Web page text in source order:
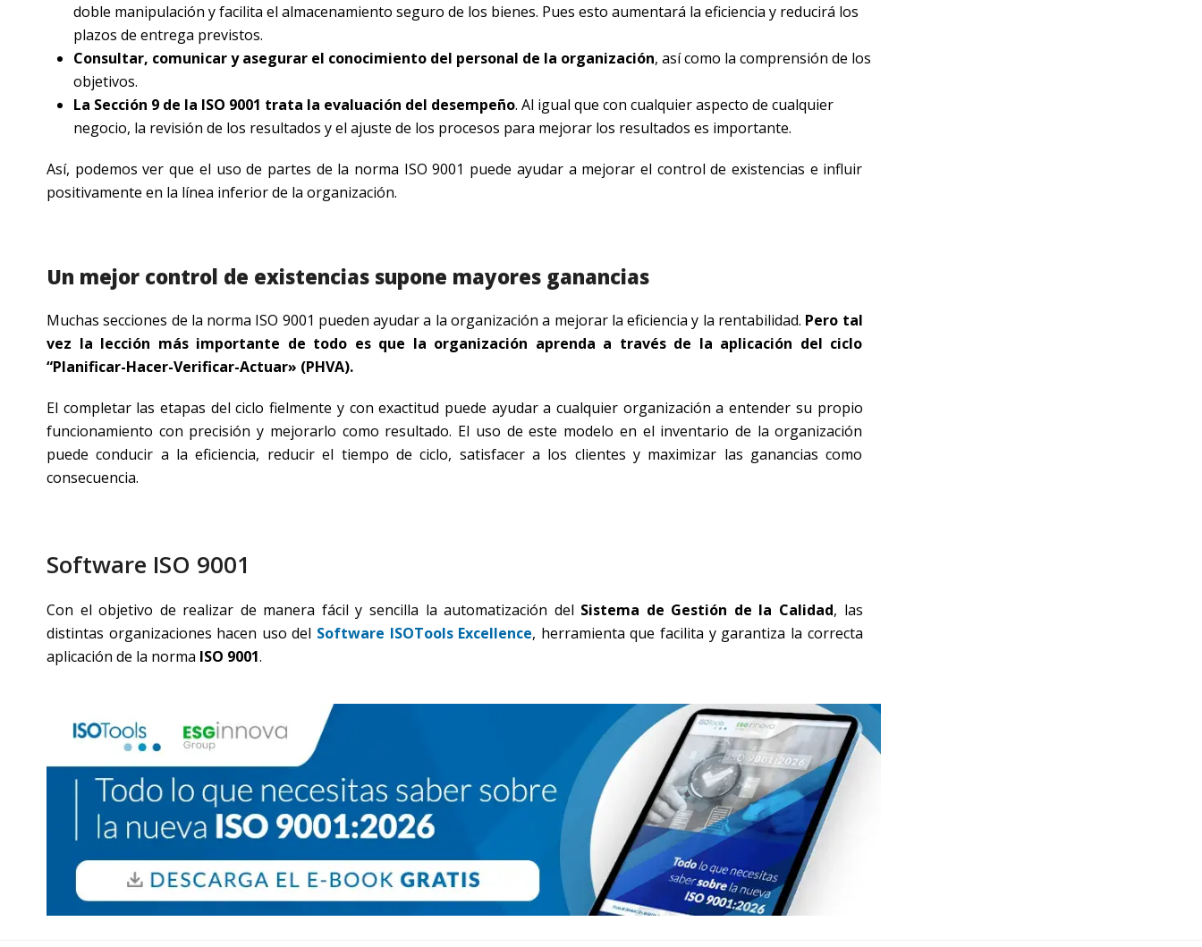
doble manipulación y facilita el almacenamiento seguro de los bienes. Pues esto aumentará la eficiencia y reducirá los
plazos de entrega previstos.
Consultar, comunicar y asegurar el conocimiento del personal de la organización, así como la comprensión de los
objetivos.
La Sección 9 de la ISO 9001 trata la evaluación del desempeño. Al igual que con cualquier aspecto de cualquier
negocio, la revisión de los resultados y el ajuste de los procesos para mejorar los resultados es importante.
Así, podemos ver que el uso de partes de la norma ISO 9001 puede ayudar a mejorar el control de existencias e influir
positivamente en la línea inferior de la organización.
Un mejor control de existencias supone mayores ganancias
Muchas secciones de la norma ISO 9001 pueden ayudar a la organización a mejorar la eficiencia y la rentabilidad. Pero tal
vez la lección más importante de todo es que la organización aprenda a través de la aplicación del ciclo
“Planificar-Hacer-Verificar-Actuar» (PHVA).
El completar las etapas del ciclo fielmente y con exactitud puede ayudar a cualquier organización a entender su propio
funcionamiento con precisión y mejorarlo como resultado. El uso de este modelo en el inventario de la organización
puede conducir a la eficiencia, reducir el tiempo de ciclo, satisfacer a los clientes y maximizar las ganancias como
consecuencia.
Software ISO 9001
Con el objetivo de realizar de manera fácil y sencilla la automatización del Sistema de Gestión de la Calidad, las
distintas organizaciones hacen uso del Software ISOTools Excellence, herramienta que facilita y garantiza la correcta
aplicación de la norma ISO 9001.